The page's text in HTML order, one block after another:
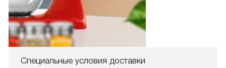
Специальные условия доставки